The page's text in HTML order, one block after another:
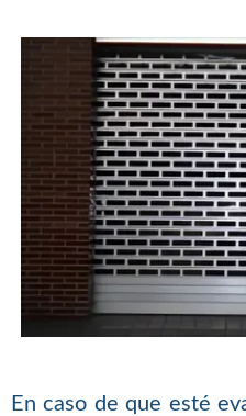
En caso de que esté